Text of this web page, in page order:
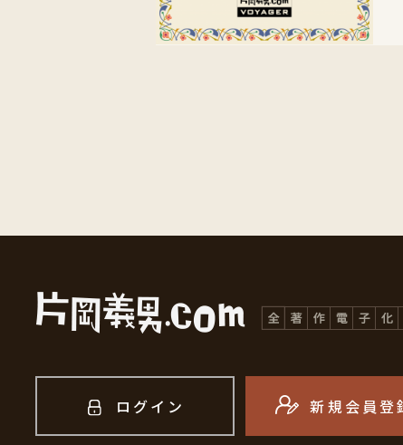
ログイン 新規会員登